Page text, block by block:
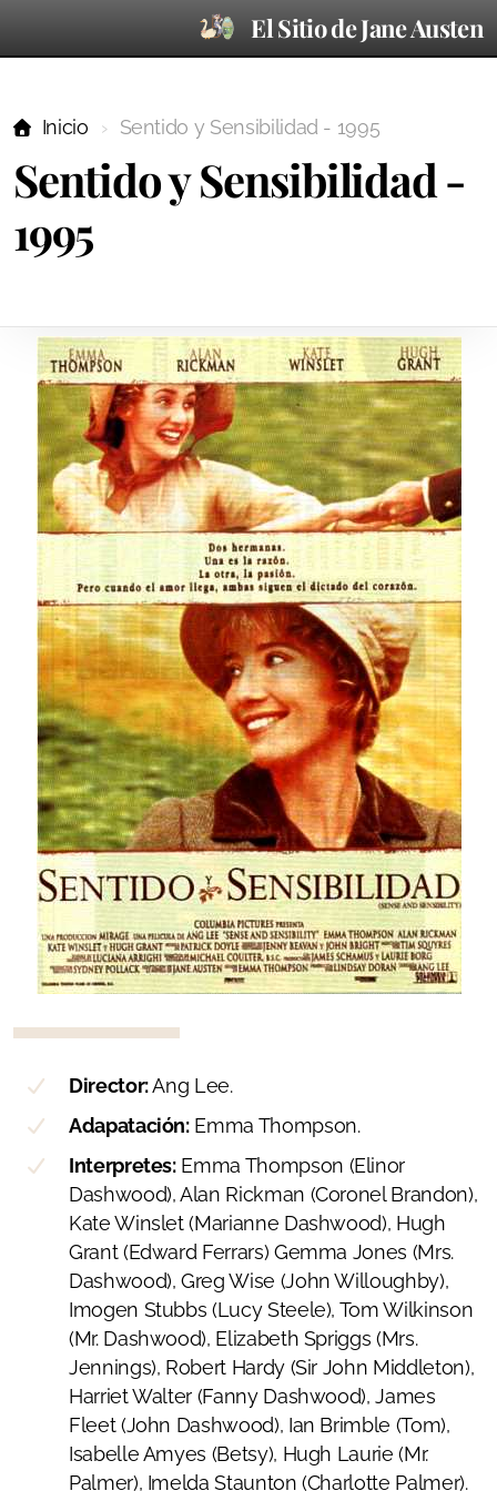
El Sitio de Jane Austen
Inicio Sentido y Sensibilidad - 1995
Sentido y Sensibilidad -
1995
Director:Ang Lee.
Adapatación:Emma Thompson.
Interpretes:Emma Thompson (Elinor
Dashwood), Alan Rickman (Coronel Brandon),
Kate Winslet (Marianne Dashwood), Hugh
Grant (Edward Ferrars) Gemma Jones (Mrs.
Dashwood), Greg Wise (John Willoughby),
Imogen Stubbs (Lucy Steele), Tom Wilkinson
(Mr. Dashwood), Elizabeth Spriggs (Mrs.
Jennings), Robert Hardy (Sir John Middleton),
Harriet Walter (Fanny Dashwood), James
Fleet (John Dashwood), Ian Brimble (Tom),
Isabelle Amyes (Betsy), Hugh Laurie (Mr.
Palmer), Imelda Staunton (Charlotte Palmer).
Referencias
Ilustraciones
Didáctico
A la Señorita Austen
Orgullo y Prejuicio 200
Historia de los Austenitas
Austenitas. Guía sobre el universo de Jane Austen
Nuestras películas
Nuestros libros
Instrucciones de Juegos
Obras de Jane Austen
Fantástico
Secuelas y fanfics
Reseñas de la A a la G
Reseñas de la H a la Q
Reseñas de la O a la Z